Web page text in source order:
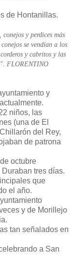
de Hontanillas.
y perdices más
se vendían a los
y cabritos y las
FLORENTINO
y
niños, las
(una de El
del Rey,
de patrona
octubre
tres días.
que
el año.
y de Morillejo
tan señalados en
a San